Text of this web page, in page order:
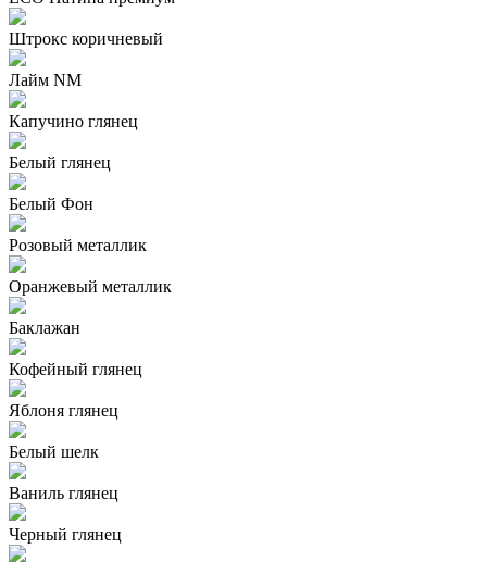
Штрокс коричневый
Лайм NM
Капучино глянец
Белый глянец
Белый Фон
Розовый металлик
Оранжевый металлик
Баклажан
Кофейный глянец
Яблоня глянец
Белый шелк
Ваниль глянец
Черный глянец